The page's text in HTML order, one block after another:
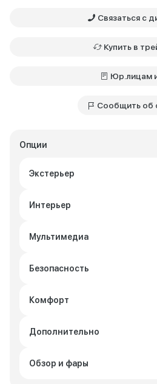
Опции
Экстерьер
Интерьер
Мультимедиа
Безопасность
Комфорт
Дополнительно
Обзор и фары
Связаться с
Купить в
Юр.лицам
Сообщить об